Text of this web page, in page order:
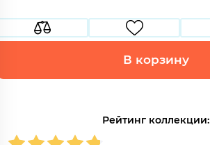
В корзину
Рейтинг коллекции: